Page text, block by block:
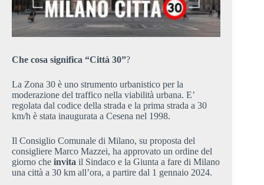
Che cosa significa “Città 30”?
La Zona 30 è uno strumento urbanistico per la
moderazione del traffico nella viabilità urbana. E’
regolata dal codice della strada e la prima strada a 30
km/h è stata inaugurata a Cesena nel 1998.
Il Consiglio Comunale di Milano, su proposta del
consigliere Marco Mazzei, ha approvato un ordine del
giorno che invita il Sindaco e la Giunta a fare di Milano
una città a 30 km all’ora, a partire dal 1 gennaio 2024.